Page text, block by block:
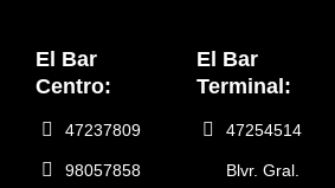
El Bar
Centro:
47237809
98057858
El Bar
Terminal:
47254514
Blvr. Gral.